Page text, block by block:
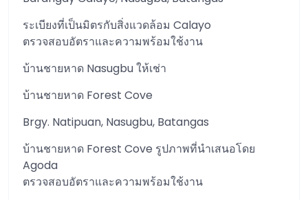
ระเบียงที่เป็นมิตรกับสิ่งแวดล้อม Calayo
ตรวจสอบอัตราและความพร้อมใช้งาน
บ้านชายหาด Nasugbu ให้เช่า
บ้านชายหาด Forest Cove
Brgy. Natipuan, Nasugbu, Batangas
บ้านชายหาด Forest Cove รูปภาพที่นำเสนอโดย
Agoda
ตรวจสอบอัตราและความพร้อมใช้งาน